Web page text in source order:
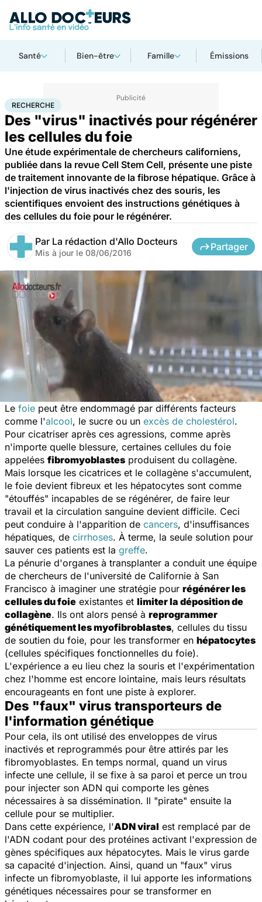
Santé Bien-être Famille Émissions
AccueilSantéMaladies Recherche
RECHERCHE
Des "virus" inactivés pour régénérer
les cellules du foie
Une étude expérimentale de chercheurs californiens,
publiée dans la revue Cell Stem Cell, présente une piste
de traitement innovante de la fibrose hépatique. Grâce à
l'injection de virus inactivés chez des souris, les
scientifiques envoient des instructions génétiques à
des cellules du foie pour le régénérer.
Par La rédaction d'Allo Docteurs
Mis à jour le 08/06/2016
Partager
Le foie peut être endommagé par différents facteurs
comme l'alcool, le sucre ou un excès de cholestérol.
Pour cicatriser après ces agressions, comme après
n'importe quelle blessure, certaines cellules du foie
appelées fibromyoblastes produisent du collagène.
Mais lorsque les cicatrices et le collagène s'accumulent,
le foie devient fibreux et les hépatocytes sont comme
"étouffés" incapables de se régénérer, de faire leur
travail et la circulation sanguine devient difficile. Ceci
peut conduire à l'apparition de cancers, d'insuffisances
hépatiques, de cirrhoses. À terme, la seule solution pour
sauver ces patients est la greffe.
La pénurie d'organes à transplanter a conduit une équipe
de chercheurs de l'université de Californie à San
Francisco à imaginer une stratégie pour régénérer les
cellules du foie existantes et limiter la déposition de
collagène. Ils ont alors pensé à reprogrammer
génétiquement les myofibroblastes, cellules du tissu
de soutien du foie, pour les transformer en hépatocytes
(cellules spécifiques fonctionnelles du foie).
L'expérience a eu lieu chez la souris et l'expérimentation
chez l'homme est encore lointaine, mais leurs résultats
encourageants en font une piste à explorer.
Des "faux" virus transporteurs de
l'information génétique
Pour cela, ils ont utilisé des enveloppes de virus
inactivés et reprogrammés pour être attirés par les
fibromyoblastes. En temps normal, quand un virus
infecte une cellule, il se fixe à sa paroi et perce un trou
pour injecter son ADN qui comporte les gènes
nécessaires à sa dissémination. Il "pirate" ensuite la
cellule pour se multiplier.
Dans cette expérience, l'ADN viral est remplacé par de
l'ADN codant pour des protéines activant l'expression de
gènes spécifiques aux hépatocytes. Mais le virus garde
sa capacité d'injection. Ainsi, quand un "faux" virus
infecte un fibromyoblaste, il lui apporte les informations
génétiques nécessaires pour se transformer en